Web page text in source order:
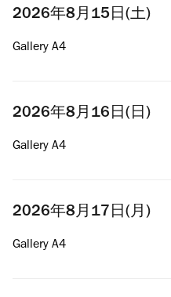
2026年8月15日(土)
Gallery A4
2026年8月16日(日)
Gallery A4
2026年8月17日(月)
Gallery A4